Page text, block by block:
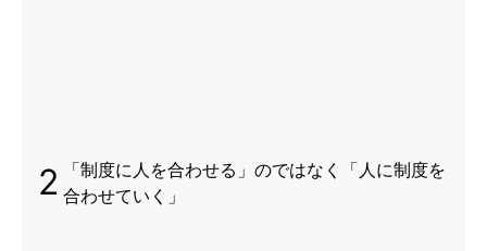
2
「制度に人を合わせる」のではなく「人に制度を
合わせていく」